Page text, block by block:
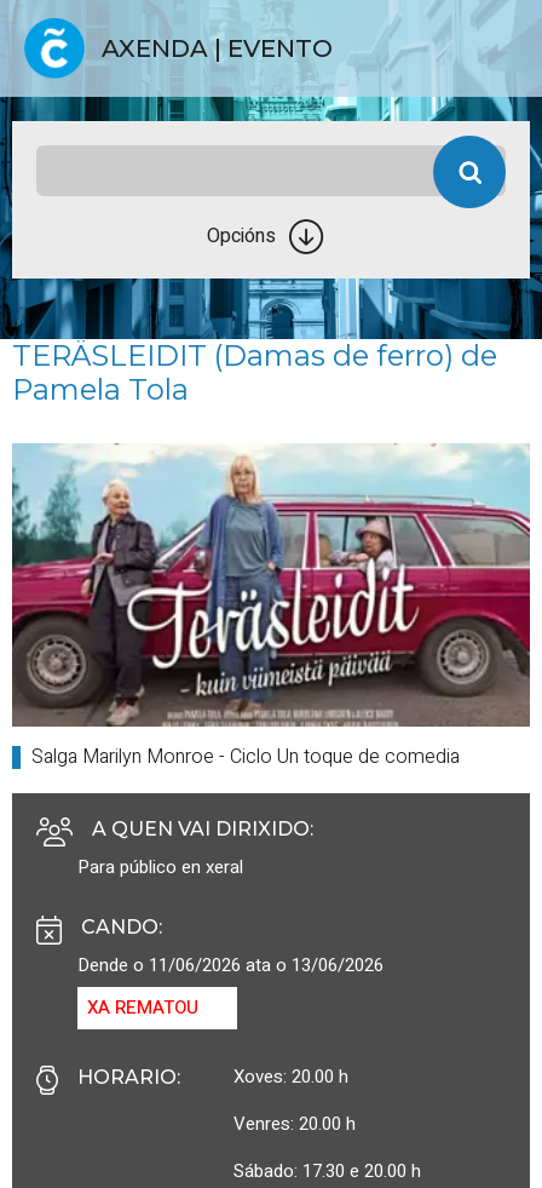
AXENDA | EVENTO
Opcións
TERÄSLEIDIT (Damas de ferro) de
Pamela Tola
Salga Marilyn Monroe - Ciclo Un toque de comedia
A QUEN VAI DIRIXIDO:
Para público en xeral
CANDO:
Dende o 11/06/2026 ata o 13/06/2026
XA REMATOU
HORARIO:
Xoves: 20.00 h
Venres: 20.00 h
Sábado: 17.30 e 20.00 h